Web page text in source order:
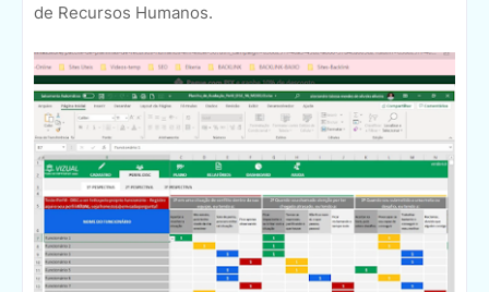
de Recursos Humanos.